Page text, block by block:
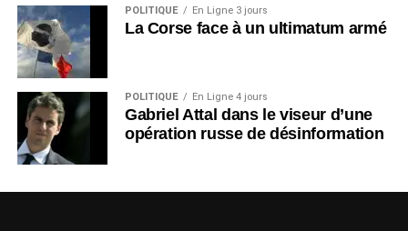
POLITIQUE En Ligne 3 jours
La Corse face à un ultimatum armé
POLITIQUE En Ligne 4 jours
Gabriel Attal dans le viseur d’une
opération russe de désinformation